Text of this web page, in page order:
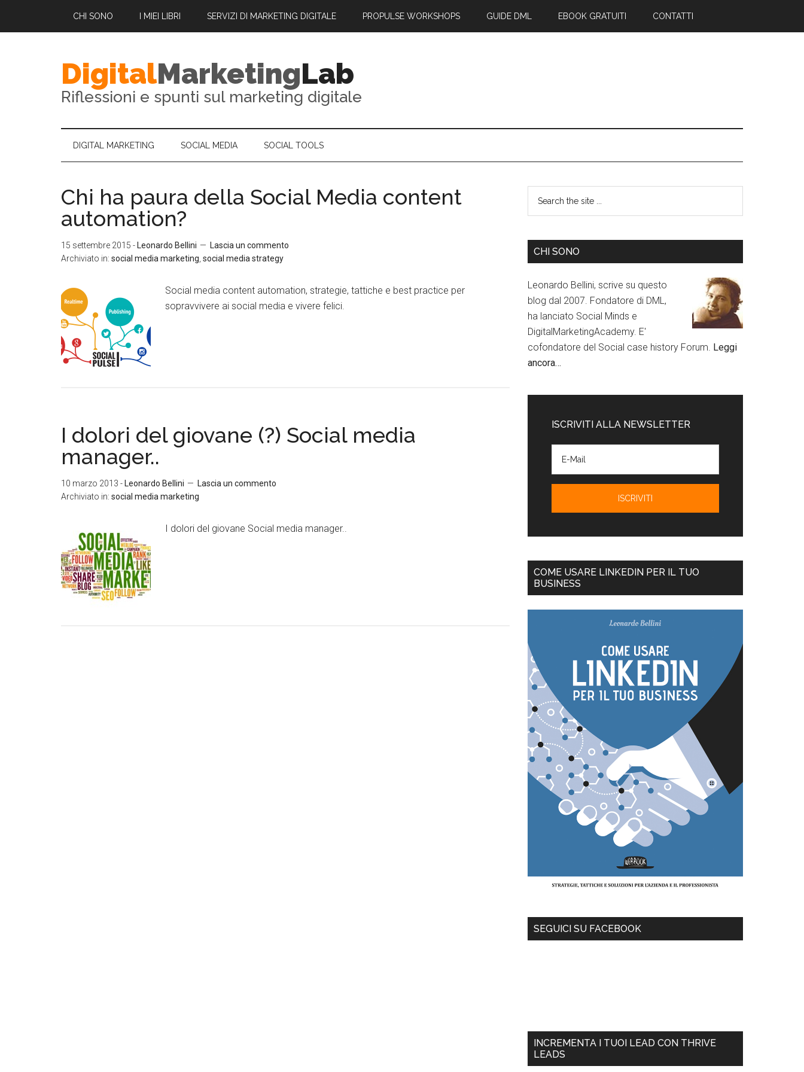
CHI SONO I MIEI LIBRI SERVIZI DI MARKETING DIGITALE PROPULSE WORKSHOPS GUIDE DML EBOOK GRATUITI CONTATTI
DigitalMarketingLab
Riflessioni e spunti sul marketing digitale
DIGITAL MARKETING SOCIAL MEDIA SOCIAL TOOLS
Chi ha paura della Social Media content
automation?
15 settembre 2015 - Leonardo Bellini
Lascia un commento
Archiviato in: social media marketing social media strategy
Social media content automation, strategie, tattiche e best practice per
sopravvivere ai social media e vivere felici.
I dolori del giovane (?) Social media
manager..
10 marzo 2013 - Leonardo Bellini
Lascia un commento
Archiviato in: social media marketing
I dolori del giovane Social media manager..
CHI SONO
Leonardo Bellini, scrive su questo
blog dal 2007. Fondatore di DML,
ha lanciato Social Minds e
DigitalMarketingAcademy. E'
cofondatore del Social case history Forum. Leggi
ancora…
ISCRIVITI ALLA NEWSLETTER
COME USARE LINKEDIN PER IL TUO
BUSINESS
SEGUICI SU FACEBOOK
INCREMENTA I TUOI LEAD CON THRIVE
LEADS